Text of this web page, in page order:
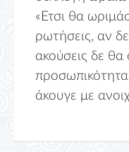
«Ετσι θα
ρωτήσεις, αν
ακούσεις δε
άκουγε με